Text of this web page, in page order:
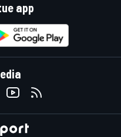
app